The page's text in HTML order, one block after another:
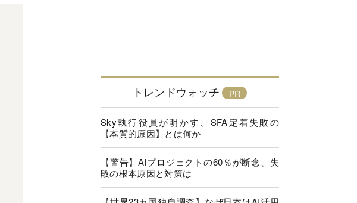
トレンドウォッチ
Sky執行役員が明かす、SFA定着失敗の
【本質的原因】とは何か
【警告】AIプロジェクトの60％が断念、失
敗の根本原因と対策は